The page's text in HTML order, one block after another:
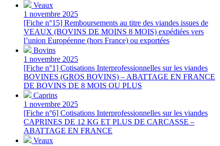
Veaux
1 novembre 2025
[Fiche n°15] Remboursements au titre des viandes issues de
VEAUX (BOVINS DE MOINS 8 MOIS) expédiées vers
l’union Européenne (hors France) ou exportées
Bovins
1 novembre 2025
[Fiche n°1] Cotisations Interprofessionnelles sur les viandes
BOVINES (GROS BOVINS) – ABATTAGE EN FRANCE
DE BOVINS DE 8 MOIS OU PLUS
Caprins
1 novembre 2025
[Fiche n°6] Cotisations Interprofessionnelles sur les viandes
CAPRINES DE 12 KG ET PLUS DE CARCASSE –
ABATTAGE EN FRANCE
Veaux